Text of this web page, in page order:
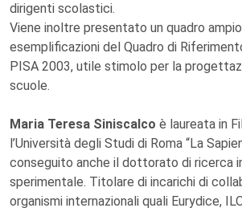
dirigenti scolastici.
Viene inoltre presentato un quadro
esemplificazioni del Quadro di
PISA 2003, utile stimolo per la
scuole.
Maria Teresa Siniscalco è laureata in
l’Università degli Studi di Roma “La
conseguito anche il dottorato di ricerca
sperimentale. Titolare di incarichi di
organismi internazionali quali Eurydice,